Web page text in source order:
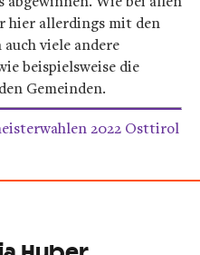
hier allerdings mit den
viele andere
beispielsweise die
Gemeinden.
2022 Osttirol